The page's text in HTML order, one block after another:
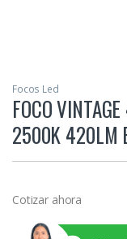
Focos Led
FOCO
2500K 420LM
Cotizar ahora